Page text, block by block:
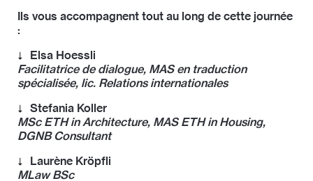
Ils vous accompagnent tout au long de cette journée
:
Elsa Hoessli
Facilitatrice de dialogue, MAS en traduction
spécialisée, lic. Relations internationales
Elsa Hoessli travaille en tant que traductrice à
l’Office fédéral de l’environnement et facilitatrice de
dialogue pour collaboratio helvetica, une initiative
appelant à une réflexion holistique. Elle s’engage en
faveur d’une transition sociale vers plus de durabilité
Stefania Koller
MSc ETH in Architecture, MAS ETH in Housing,
DGNB Consultant
Stefania Koller travaille en tant qu’architecte cheffe
de projet au sein du bureau Christian Salewski &
Laurène Kröpfli
MLaw BSc